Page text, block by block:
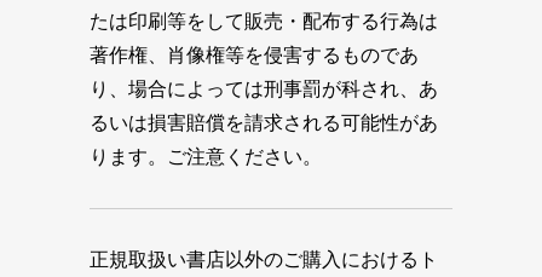
たは印刷等をして販売・配布する行為は
著作権、肖像権等を侵害するものであ
り、場合によっては刑事罰が科され、あ
るいは損害賠償を請求される可能性があ
ります。ご注意ください。
正規取扱い書店以外のご購入におけるト